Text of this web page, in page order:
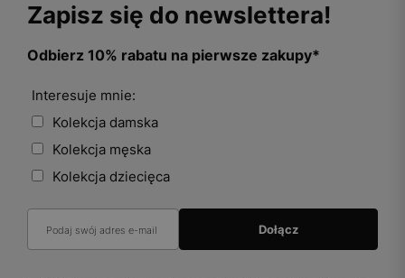
Zapisz się do newslettera!
Odbierz 10% rabatu na pierwsze zakupy*
Interesuje mnie:
Kolekcja damska
Kolekcja męska
Kolekcja dziecięca